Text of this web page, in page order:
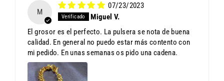
M
07/23/2023
Miguel V.
El grosor es el perfecto. La pulsera se nota de buena
calidad. En general no puedo estar más contento con
mi pedido. En unas semanas os pido una cadena.